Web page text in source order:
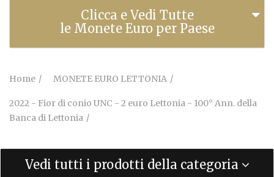
Clicca e Vedi Tutte
le Monete Euro per Paese
Home MONETE EURO LETTONIA
2022 - Fior di conio UNC - 2 euro Lettonia - 100° Ann. della
Banca di Lettonia
Vedi tutti i prodotti della categoria